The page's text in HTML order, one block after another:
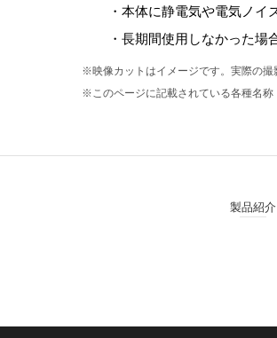
・ 本体に静電気や電気ノイ
・ 長期間使用しなかった場合
※映像カットはイメージです。実際の
※ このページに記載されている各種名
製品紹介